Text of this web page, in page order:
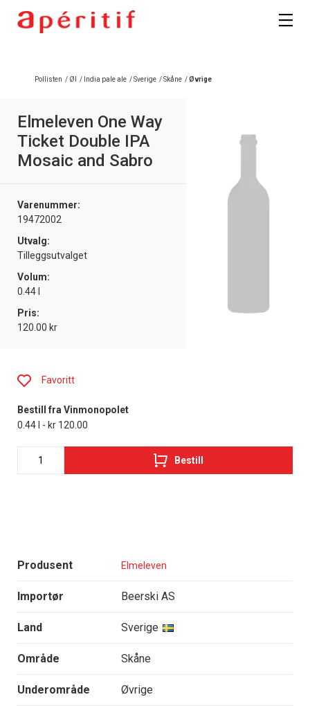
Pollisten / Øl / India pale ale /Sverige /Skåne /Øvrige
Elmeleven One Way
Ticket Double IPA
Mosaic and Sabro
Varenummer:
19472002
Utvalg:
Tilleggsutvalget
Volum:
0.44 l
Pris:
120.00 kr
Produsent Elmeleven
Importør Beerski AS
Land Sverige
Område Skåne
Underområde Øvrige
Favoritt
Bestill fra Vinmonopolet
0.44 l - kr 120.00
Bestill